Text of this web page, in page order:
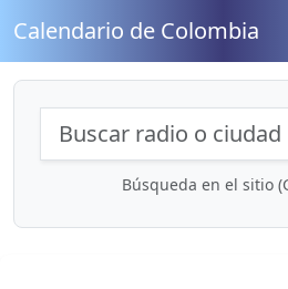
Calendario de Colombia
Búsqueda de
Búsqueda en el sitio